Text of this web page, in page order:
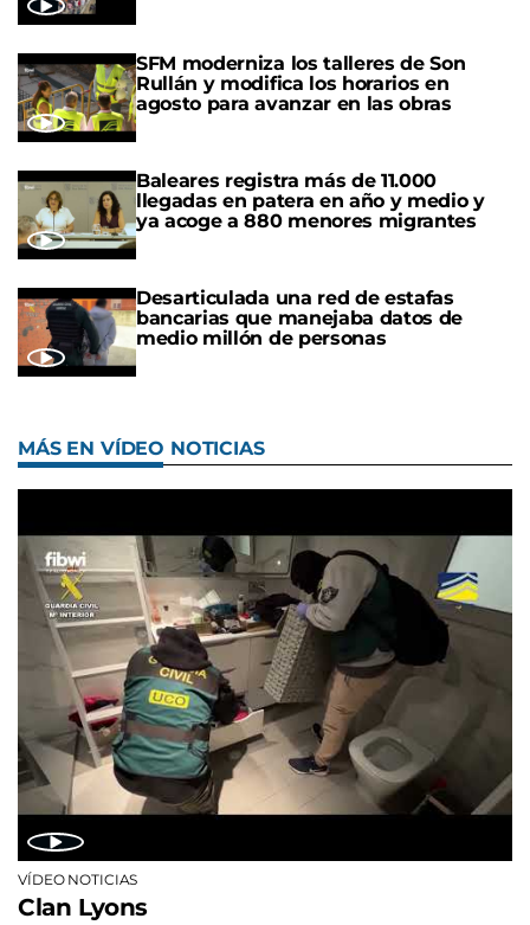
SFM moderniza los talleres de Son
Rullán y modifica los horarios en
agosto para avanzar en las obras
Baleares registra más de 11.000
llegadas en patera en año y medio y
ya acoge a 880 menores migrantes
Desarticulada una red de estafas
bancarias que manejaba datos de
medio millón de personas
MÁS EN VÍDEO NOTICIAS
VÍDEO NOTICIAS
Clan Lyons